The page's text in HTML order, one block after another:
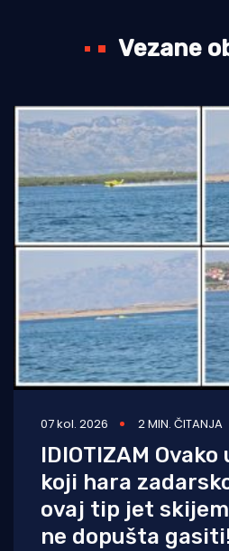
Vezane
07 kol. 2026 2 MIN. ČITANJA
IDIOTIZAM
koji hara
ovaj tip jet
ne dopušta